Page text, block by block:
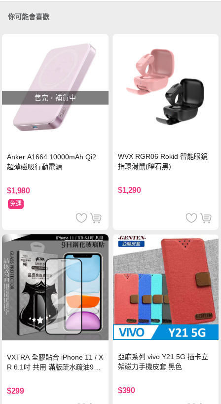
你可能會喜歡
售完，補貨中
Anker A1664 10000mAh Qi2
超薄磁吸行動電源
$1,980
免運
WVX RGR06 Rokid 智能眼鏡
指環滑鼠(曜石黑)
$1,290
VXTRA 全膠貼合 iPhone 11 / X
R 6.1吋 共用 滿版疏水疏油9H
$299
亞麻系列 vivo Y21 5G 插卡立
架磁力手機皮套 黑色
$390